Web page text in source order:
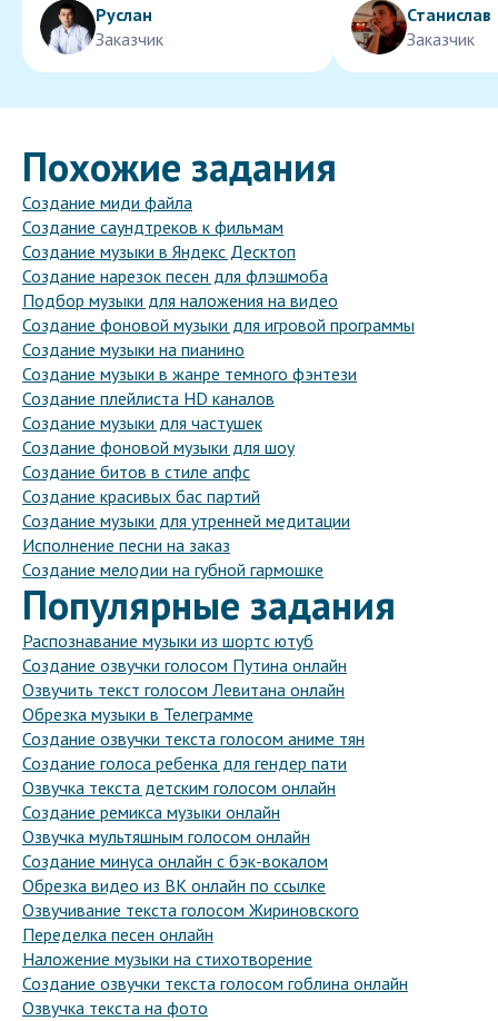
Руслан
Заказчик
Станислав
Заказчик
Похожие задания
Создание миди файла
Создание саундтреков к фильмам
Создание музыки в Яндекс Десктоп
Создание нарезок песен для флэшмоба
Подбор музыки для наложения на видео
Создание фоновой музыки для игровой программы
Создание музыки на пианино
Создание музыки в жанре темного фэнтези
Создание плейлиста HD каналов
Создание музыки для частушек
Создание фоновой музыки для шоу
Создание битов в стиле апфс
Создание красивых бас партий
Создание музыки для утренней медитации
Исполнение песни на заказ
Создание мелодии на губной гармошке
Популярные задания
Распознавание музыки из шортс ютуб
Создание озвучки голосом Путина онлайн
Озвучить текст голосом Левитана онлайн
Обрезка музыки в Телеграмме
Создание озвучки текста голосом аниме тян
Создание голоса ребенка для гендер пати
Озвучка текста детским голосом онлайн
Создание ремикса музыки онлайн
Озвучка мультяшным голосом онлайн
Создание минуса онлайн с бэк-вокалом
Обрезка видео из ВК онлайн по ссылке
Озвучивание текста голосом Жириновского
Переделка песен онлайн
Наложение музыки на стихотворение
Создание озвучки текста голосом гоблина онлайн
Озвучка текста на фото